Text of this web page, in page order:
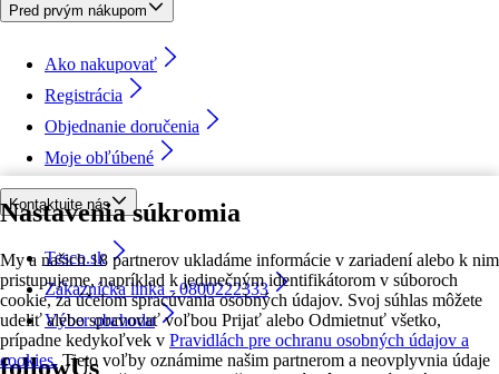
Nastavenia súkromia
My a našich 18 partnerov ukladáme informácie v zariadení alebo k nim
pristupujeme, napríklad k jedinečným identifikátorom v súboroch
cookie, za účelom spracúvania osobných údajov. Svoj súhlas môžete
udeliť alebo spravovať voľbou Prijať alebo Odmietnuť všetko,
prípadne kedykoľvek v Pravidlách pre ochranu osobných údajov a
cookies. Tieto voľby oznámime našim partnerom a neovplyvnia údaje
Pred prvým nákupom
Ako nakupovať
Registrácia
Objednanie doručenia
Moje obľúbené
Kontaktujte nás
Tesco.sk
Zákaznícka linka - 0800222333
Výber obchodu
followUs